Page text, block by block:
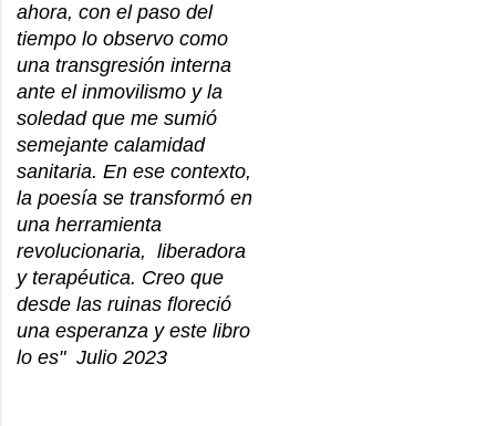
ahora, con el paso del
tiempo lo observo como
una transgresión interna
ante el inmovilismo y la
soledad que me sumió
semejante calamidad
sanitaria. En ese contexto,
la poesía se transformó en
una herramienta
revolucionaria, liberadora
y terapéutica. Creo que
desde las ruinas floreció
una esperanza y este libro
lo es" Julio 2023